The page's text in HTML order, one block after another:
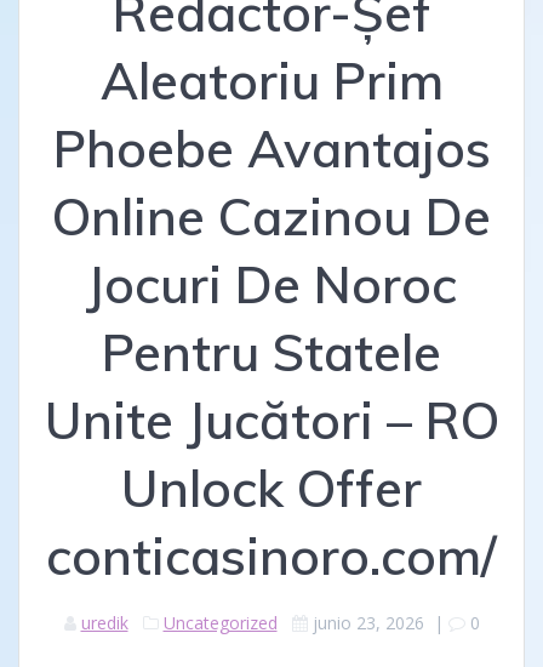
Aleatoriu Prim
Phoebe Avantajos
Online Cazinou De
Jocuri De Noroc
Pentru Statele
Unite Jucători – RO
Unlock Offer
conticasinoro.com/
uredik Uncategorized junio 23, 2026 | 0